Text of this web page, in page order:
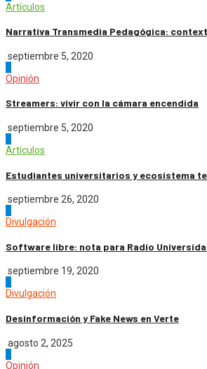
Artículos
Narrativa Transmedia Pedagógica:
septiembre 5, 2020
Opinión
Streamers: vivir con la cámara encendida
septiembre 5, 2020
Artículos
Estudiantes universitarios y ecosistema
septiembre 26, 2020
Divulgación
Software libre: nota para Radio
septiembre 19, 2020
Divulgación
Desinformación y Fake News en Verte
agosto 2, 2025
Opinión